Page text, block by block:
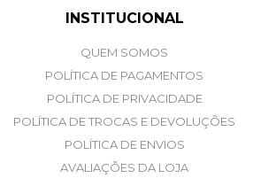
INSTITUCIONAL
QUEM SOMOS
POLÍTICA DE PAGAMENTOS
POLÍTICA DE PRIVACIDADE
POLÍTICA DE TROCAS E DEVOLUÇÕES
POLÍTICA DE ENVIOS
AVALIAÇÕES DA LOJA